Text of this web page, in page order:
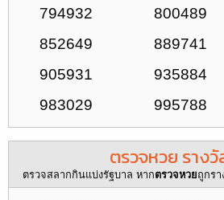
794932
800489
852649
889741
905931
935884
983029
995788
ตรวจหวย ราง
ตรวจสลากกินแบ่งรัฐบาล หากตรวจหวยถูกร